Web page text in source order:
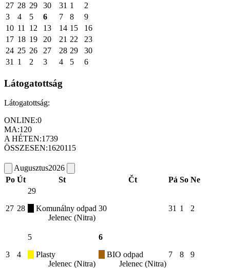
27 28 29 30 31 1
2
3
4 5 6 7 8
9
10 11 12 13 14 15
16
17 18 19 20 21 22
23
24 25 26 27 28 29
30
31
1 2 3 4 5 6
Látogatottság
Látogatottság:
ONLINE:0
MA:120
A HÉTEN:1739
ÖSSZESEN:1620115
Augusztus2026
Po Út St Čt Pá So Ne
27 28
29
Komunálny odpad
Jelenec (Nitra)
30 31 1 2
3 4
5
Plasty
Jelenec (Nitra)
6
BIO odpad
Jelenec (Nitra)
7 8 9